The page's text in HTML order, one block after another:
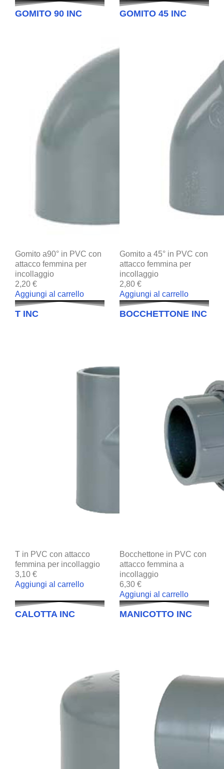
GOMITO 90 INC
Gomito a90° in PVC con
attacco femmina per
incollaggio
2,20 €
Aggiungi al carrello
GOMITO 45 INC
Gomito a 45° in PVC con
attacco femmina per
incollaggio
2,80 €
Aggiungi al carrello
T INC
T in PVC con attacco
femmina per incollaggio
3,10 €
Aggiungi al carrello
BOCCHETTONE INC
Bocchettone in PVC con
attacco femmina a
incollaggio
6,30 €
Aggiungi al carrello
CALOTTA INC MANICOTTO INC